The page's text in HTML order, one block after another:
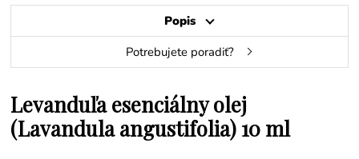
Popis
Potrebujete poradiť?
Levanduľa esenciálny olej
(Lavandula angustifolia) 10 ml